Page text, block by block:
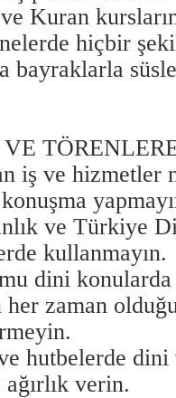
Kuran
hiçbir
bayraklarla
iş ve hizmetler
ve Türkiye
kullanmayın.
dini
zaman
hutbelerde
verin.